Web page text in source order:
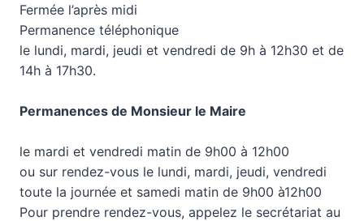
Fermée l’après midi
Permanence téléphonique
le lundi, mardi, jeudi et vendredi de 9h à 12h30 et de
14h à 17h30.
Permanences de Monsieur le Maire
le mardi et vendredi matin de 9h00 à 12h00
ou sur rendez-vous le lundi, mardi, jeudi, vendredi
toute la journée et samedi matin de 9h00 à12h00
Pour prendre rendez-vous, appelez le secrétariat au